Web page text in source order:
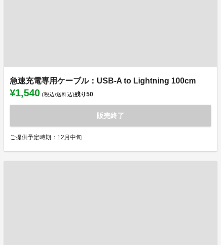
急速充電専用ケーブル：USB-A to Lightning 100cm
¥1,540 (税込/送料込)残り50
販売終了
ご提供予定時期：12月中旬